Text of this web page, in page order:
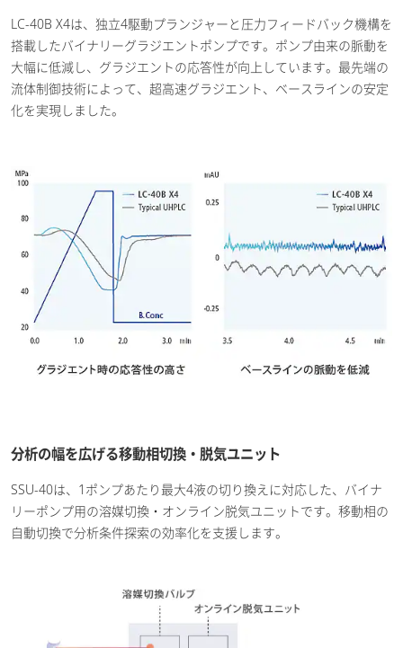
LC-40B X4は、独立4駆動プランジャーと圧力フィードバック機構を
搭載したバイナリーグラジエントポンプです。ポンプ由来の脈動を
大幅に低減し、グラジエントの応答性が向上しています。最先端の
流体制御技術によって、超高速グラジエント、ベースラインの安定
化を実現しました。
分析の幅を広げる移動相切換・脱気ユニット
SSU-40は、1ポンプあたり最大4液の切り換えに対応した、バイナ
リーポンプ用の溶媒切換・オンライン脱気ユニットです。移動相の
自動切換で分析条件探索の効率化を支援します。